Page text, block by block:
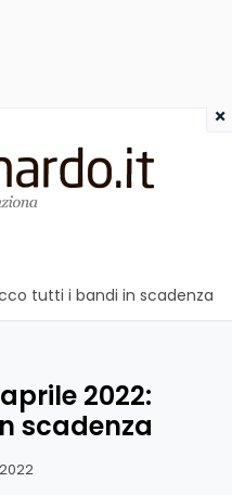
tutti i bandi in scadenza
2022:
scadenza
×